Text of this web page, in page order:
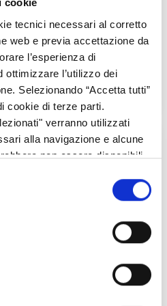
cookie
tecnici necessari al corretto
web e previa accettazione da
l’esperienza di
ottimizzare l’utilizzo dei
Selezionando “Accetta tutti”
cookie di terze parti.
verranno utilizzati
alla navigazione e alcune
non essere disponibili.
europeo, nazionale e
sostenibilità ambientale),
i risultati del programma
e risultato, in coerenza
PAC.